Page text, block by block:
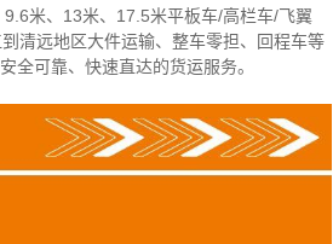
米、13米、17.5米平板车/高栏车/飞翼
清远地区大件运输、整车零担、回程车等
全可靠、快速直达的货运服务。